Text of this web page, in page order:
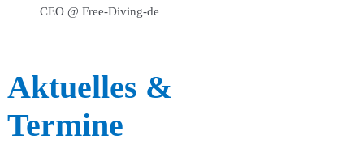
CEO @ Free-Diving-de
Aktuelles &
Termine